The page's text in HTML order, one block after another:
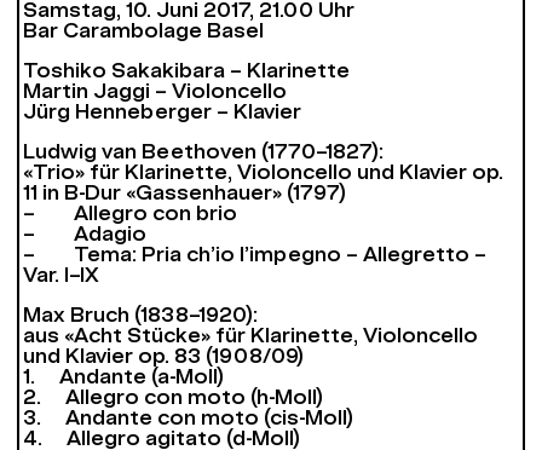
Samstag, 10. Juni 2017, 21.00 Uhr
Bar Carambolage Basel
Toshiko Sakakibara – Klarinette
Martin Jaggi – Violoncello
Jürg Henneberger – Klavier
Ludwig van Beethoven (1770–1827):
«Trio» für Klarinette, Violoncello und Klavier op.
11 in B-Dur «Gassenhauer» (1797)
– Allegro con brio
– Adagio
– Tema: Pria ch’io l’impegno – Allegretto –
Var. I–IX
Max Bruch (1838–1920):
aus «Acht Stücke» für Klarinette, Violoncello
und Klavier op. 83 (1908/09)
1. Andante (a-Moll)
2. Allegro con moto (h-Moll)
3. Andante con moto (cis-Moll)
4. Allegro agitato (d-Moll)